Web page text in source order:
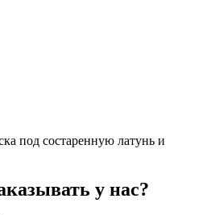
под состаренную латунь и
у нас?